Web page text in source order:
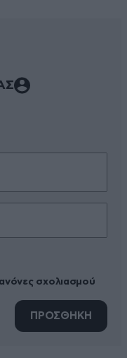
σχολιασμού
ΠΡΟΣΘΗΚΗ